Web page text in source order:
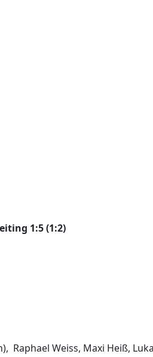
1:5 (1:2)
Weiss, Maxi Heiß,